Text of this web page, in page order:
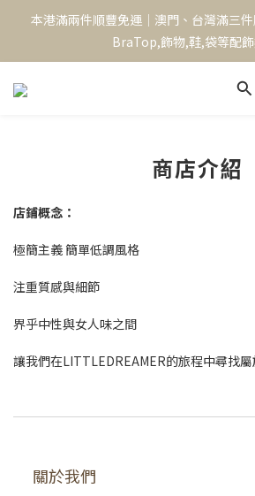
本港滿兩件順豐免運｜澳門、台灣滿三件
BraTop,飾物,鞋,袋等配
本港滿兩件順豐免運｜澳門、台灣滿三件
BraTop,飾物,鞋,袋等配
單次消費滿$1000,可成為永久VIP,下
BraTop,飾物,鞋,袋等配飾
商店介紹
店鋪概念：
極簡主義 簡單低調風格
注重質感與細節
界乎中性與女人味之間
讓我們在LITTLEDREAMER的旅程中尋找屬
關於我們